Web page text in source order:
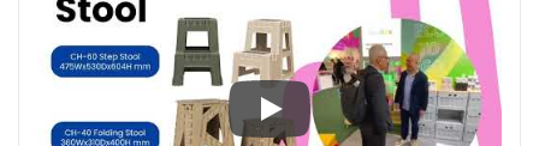
프랑크푸르트 독일의 앰비엔트